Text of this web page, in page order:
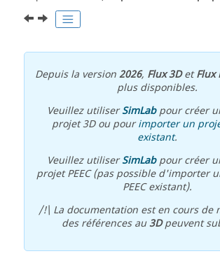
Depuis la version2026, Flux 3DetFlux
plus disponibles.
Veuillez utiliserSimLabpour créer
projet 3D ou pourimporter un
existant.
Veuillez utiliserSimLabpour créer
projet PEEC (pas possible d'importer
PEEC existant).
/!\ La documentation est en cours de
des références au3Dpeuvent